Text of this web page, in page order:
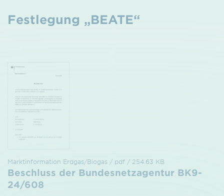
Festlegung „BEATE“
Marktinformation Erdgas/Biogas / pdf / 254.63 KB
Beschluss der Bundesnetzagentur BK9-
24/608